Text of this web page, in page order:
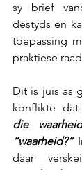
sy brief
destyds en
toepassing
praktiese
Dit is juis as
konflikte
die
“waarheid?”